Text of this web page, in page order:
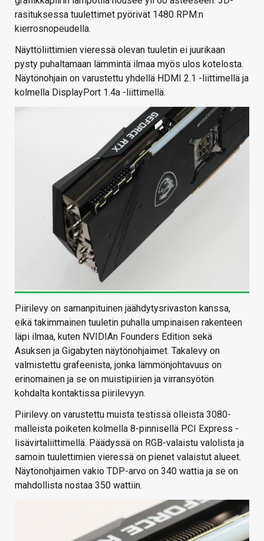
rasituksessa tuulettimet pyörivät 1480 RPM:n
kierrosnopeudella.
Näyttöliittimien vieressä olevan tuuletin ei juurikaan
pysty puhaltamaan lämmintä ilmaa myös ulos kotelosta.
Näytönohjain on varustettu yhdellä HDMI 2.1 -liittimellä ja
kolmella DisplayPort 1.4a -liittimellä.
Piirilevy on samanpituinen jäähdytysrivaston kanssa,
eikä takimmainen tuuletin puhalla umpinaisen rakenteen
läpi ilmaa, kuten NVIDIAn Founders Edition sekä
Asuksen ja Gigabyten näytönohjaimet. Takalevy on
valmistettu grafeenista, jonka lämmönjohtavuus on
erinomainen ja se on muistipiirien ja virransyötön
kohdalta kontaktissa piirilevyyn.
Piirilevy on varustettu muista testissä olleista 3080-
malleista poiketen kolmella 8-pinnisellä PCI Express -
lisävirtaliittimellä. Päädyssä on RGB-valaistu valolista ja
samoin tuulettimien vieressä on pienet valaistut alueet.
Näytönohjaimen vakio TDP-arvo on 340 wattia ja se on
mahdollista nostaa 350 wattiin.